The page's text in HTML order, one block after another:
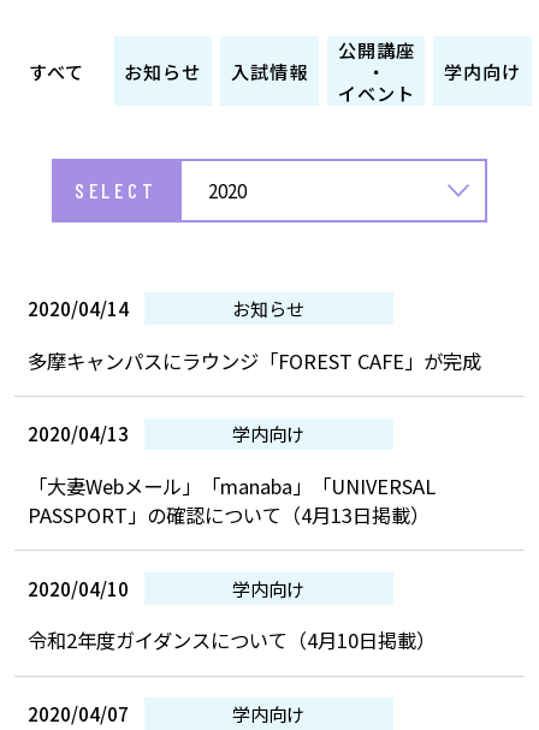
すべて お知らせ 入試情報
公開講座
・
イベント
学内向け
SELECT 2020
2020/04/14 お知らせ
多摩キャンパスにラウンジ「FOREST CAFE」が完成
2020/04/13 学内向け
「大妻Webメール」「manaba」「UNIVERSAL
PASSPORT」の確認について（4月13日掲載）
2020/04/10 学内向け
令和2年度ガイダンスについて（4月10日掲載）
2020/04/07 学内向け